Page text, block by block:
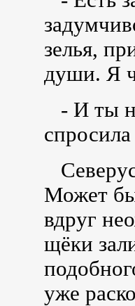
зелья,
души. Я
- И ты
Может
вдруг
щёки
уже